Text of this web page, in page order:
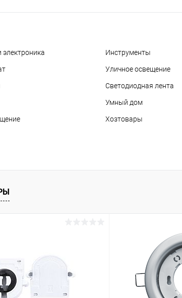
электроника Инструменты
Уличное освещение
Светодиодная лента
Умный дом
Хозтовары